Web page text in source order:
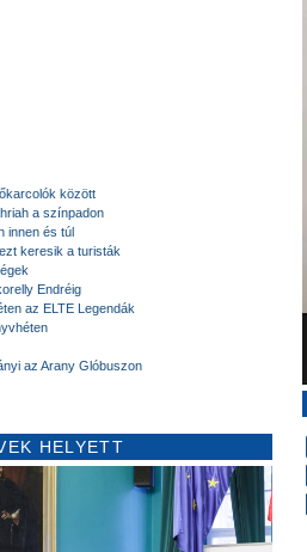
között
a színpadon
innen és túl
keresik a turisták
Endréig
az ELTE Legendák
az Arany Glóbuszon
HELYETT